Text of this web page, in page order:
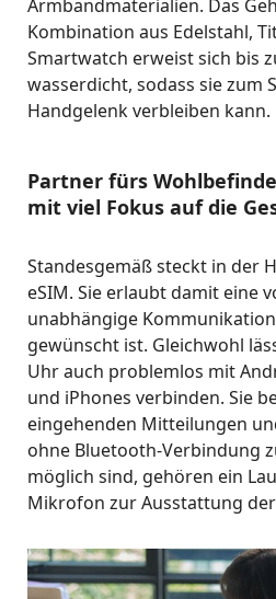
Armbandmaterialien. Das
Kombination aus Edelstahl,
Smartwatch erweist sich bis
wasserdicht, sodass sie zum
Handgelenk verbleiben kann.
Partner fürs
mit viel Fokus auf die
Standesgemäß steckt in der
eSIM. Sie erlaubt damit eine
unabhängige
gewünscht ist. Gleichwohl
Uhr auch problemlos mit
und iPhones verbinden. Sie
eingehenden Mitteilungen
ohne Bluetooth-Verbindung
möglich sind, gehören ein
Mikrofon zur Ausstattung der